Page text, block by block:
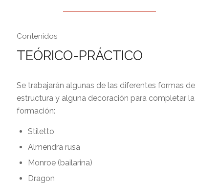
Contenidos
TEÓRICO-PRÁCTICO
Se trabajarán algunas de las diferentes formas de
estructura y alguna decoración para completar la
formación:
Stiletto
Almendra rusa
Monroe (bailarina)
Dragon